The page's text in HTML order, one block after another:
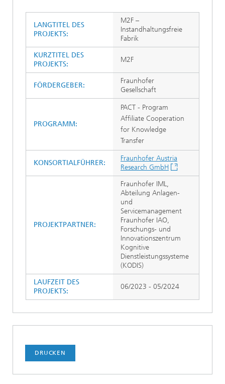
LANGTITEL DES
PROJEKTS:
M2F –
Instandhaltungsfreie
Fabrik
KURZTITEL DES
PROJEKTS:
M2F
FÖRDERGEBER:
Fraunhofer
Gesellschaft
PROGRAMM:
PACT - Program
Affiliate Cooperation
for Knowledge
Transfer
KONSORTIALFÜHRER:
Fraunhofer Austria
Research GmbH
PROJEKTPARTNER:
Fraunhofer IML,
Abteilung Anlagen-
und
Servicemanagement
Fraunhofer IAO,
Forschungs- und
Innovationszentrum
Kognitive
Dienstleistungssysteme
(KODIS)
LAUFZEIT DES
PROJEKTS:
06/2023 - 05/2024
DRUCKEN